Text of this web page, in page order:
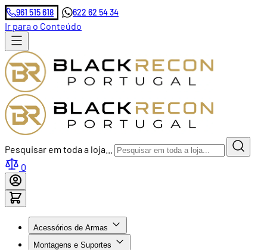
961 515 618 622 62 54 34
Ir para o Conteúdo
Pesquisar em toda a loja...
0
Acessórios de Armas
Montagens e Suportes